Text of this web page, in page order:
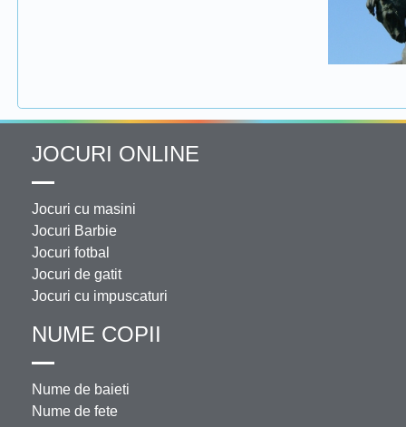
JOCURI ONLINE
Jocuri cu masini
Jocuri Barbie
Jocuri fotbal
Jocuri de gatit
Jocuri cu impuscaturi
NUME COPII
Nume de baieti
Nume de fete